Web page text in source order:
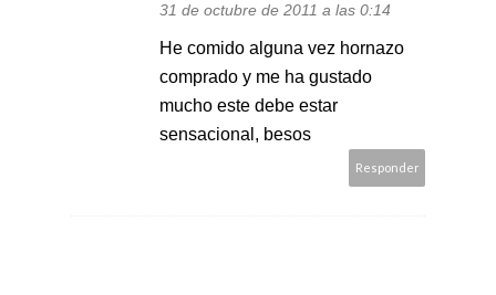
31 de octubre de 2011 a las 0:14
He comido alguna vez hornazo
comprado y me ha gustado
mucho este debe estar
sensacional, besos
Responder